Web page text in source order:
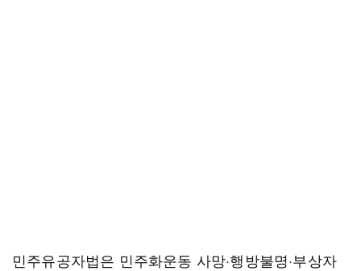
민주유공자법은 민주화운동 사망·행방불명·부상자